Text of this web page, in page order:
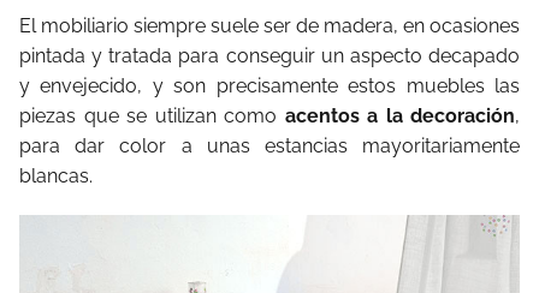
El mobiliario siempre suele ser de madera, en ocasiones
pintada y tratada para conseguir un aspecto decapado
y envejecido, y son precisamente estos muebles las
piezas que se utilizan como acentos a la decoración,
para dar color a unas estancias mayoritariamente
blancas.